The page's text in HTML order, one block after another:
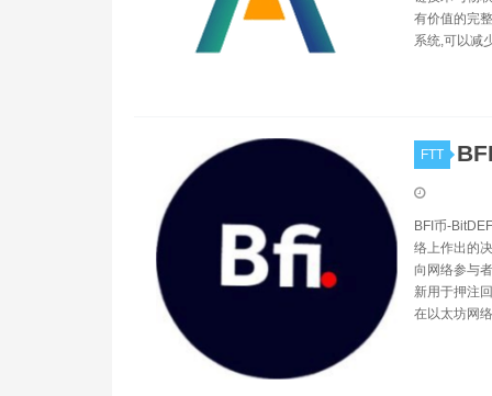
有价值的完
系统,可以减
FTT
BFI币-
络上作出的
向网络参与
新用于押注
在以太坊网